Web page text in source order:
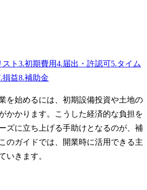
ト 3.初期費用4.届出・許認可5.タイム
.損益8.補助金
を始めるには、初期設備投資や土地の
かかります。こうした経済的な負担を
ズに立ち上げる手助けとなるのが、補
のガイドでは、開業時に活用できる主
いきます。